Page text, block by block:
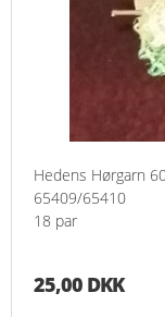
Hedens Hørgarn
65409/65410
18 par
25,00 DKK